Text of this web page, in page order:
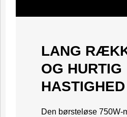
LANG
OG HURTIG
HASTIGHED
Den børsteløse 750W-